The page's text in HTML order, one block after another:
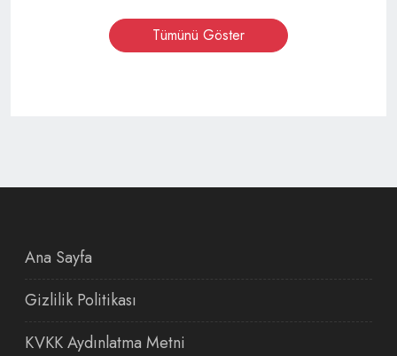
Tümünü Göster
Ana Sayfa
Gizlilik Politikası
KVKK Aydınlatma Metni